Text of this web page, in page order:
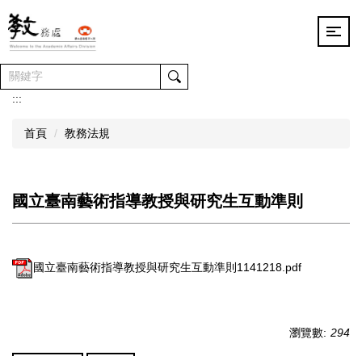
跳
到
主
要
內
容
:::
首頁 教務法規
國立臺南藝術指導教授與研究生互動準則
國立臺南藝術指導教授與研究生互動準則1141218.pdf
瀏覽數: 294